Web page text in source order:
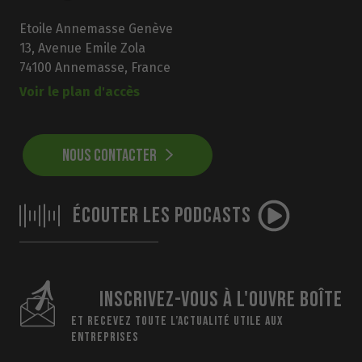
Etoile Annemasse Genève
13, Avenue Emile Zola
74100 Annemasse, France
Voir le plan d'accès
NOUS CONTACTER
ÉCOUTER LES PODCASTS
INSCRIVEZ-VOUS À L'OUVRE BOÎTE
ET RECEVEZ TOUTE L’ACTUALITÉ UTILE AUX
ENTREPRISES